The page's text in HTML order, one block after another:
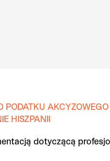
HISZPANII
dotyczącą